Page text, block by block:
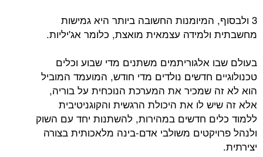
3 ולבסוף, המיומנות החשובה ביותר היא גמישות
מחשבתית ולמידה עצמאית מואצת, כלומר אג'יליות.
בעולם שבו אלגוריתמים משתנים מדי שבוע וכלים
טכנולוגיים חדשים נולדים מדי חודש, המועמד המוביל
הוא לא זה שמכיר את המערכת הנוכחית על בוריה,
אלא זה שיש לו את היכולת הרגשית והקוגניטיבית
ללמוד כלים חדשים במהירות, להשתנות יחד עם השוק
ולנהל פרויקטים משולבי אדם-בינה מלאכותית בצורה
יצירתית.